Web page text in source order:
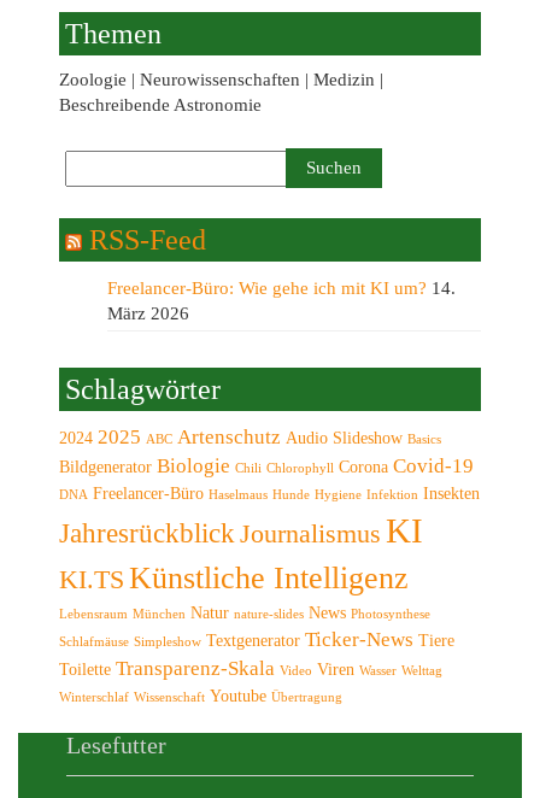
Themen
Zoologie | Neurowissenschaften | Medizin |
Beschreibende Astronomie
RSS-Feed
Freelancer-Büro: Wie gehe ich mit KI um? 14.
März 2026
Schlagwörter
2024 2025 ABC Artenschutz Audio Slideshow Basics
Bildgenerator Biologie Chili Chlorophyll Corona Covid-19
DNA Freelancer-Büro Haselmaus Hunde Hygiene Infektion Insekten
Jahresrückblick Journalismus KI
KI.TS Künstliche Intelligenz
Lebensraum München Natur nature-slides News Photosynthese
Schlafmäuse Simpleshow Textgenerator Ticker-News Tiere
Toilette Transparenz-Skala Video Viren Wasser Welttag
Winterschlaf Wissenschaft Youtube Übertragung
Lesefutter